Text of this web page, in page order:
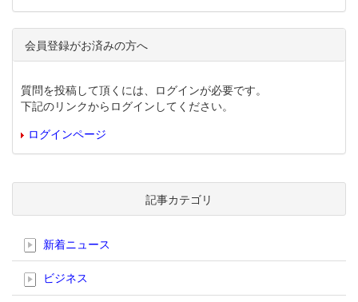
会員登録がお済みの方へ
質問を投稿して頂くには、ログインが必要です。
下記のリンクからログインしてください。
ログインページ
記事カテゴリ
新着ニュース
ビジネス